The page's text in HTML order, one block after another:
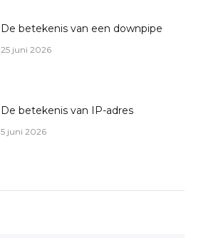
De betekenis van een downpipe
25 juni 2026
De betekenis van IP-adres
5 juni 2026